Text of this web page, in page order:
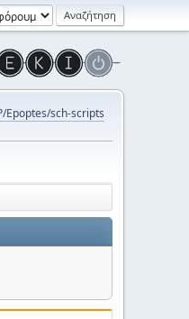
Epoptes/sch-scripts